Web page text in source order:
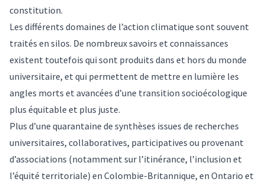
constitution.
Les différents domaines de l’action climatique sont souvent
traités en silos. De nombreux savoirs et connaissances
existent toutefois qui sont produits dans et hors du monde
universitaire, et qui permettent de mettre en lumière les
angles morts et avancées d’une transition socioécologique
plus équitable et plus juste.
Plus d’une quarantaine de synthèses issues de recherches
universitaires, collaboratives, participatives ou provenant
d’associations (notamment sur l’itinérance, l’inclusion et
l’équité territoriale) en Colombie-Britannique, en Ontario et